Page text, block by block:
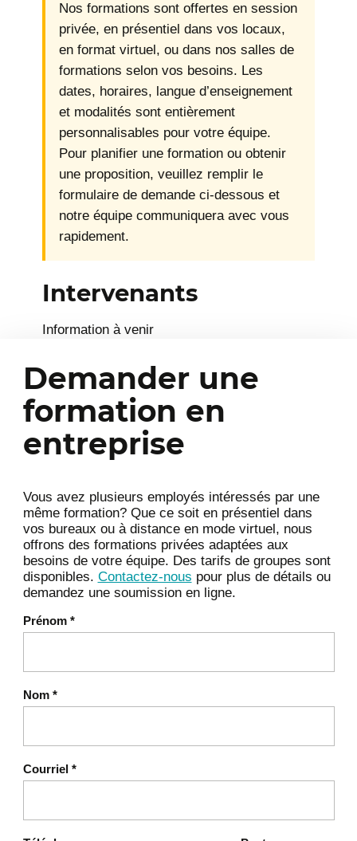
Nos formations sont offertes en session
privée, en présentiel dans vos locaux,
en format virtuel, ou dans nos salles de
formations selon vos besoins. Les
dates, horaires, langue d’enseignement
et modalités sont entièrement
personnalisables pour votre équipe.
Pour planifier une formation ou obtenir
une proposition, veuillez remplir le
formulaire de demande ci-dessous et
notre équipe communiquera avec vous
rapidement.
Intervenants
Information à venir
Demander une
formation en
entreprise
Vous avez plusieurs employés intéressés par une
même formation? Que ce soit en présentiel dans
vos bureaux ou à distance en mode virtuel, nous
offrons des formations privées adaptées aux
besoins de votre équipe. Des tarifs de groupes sont
disponibles. Contactez-nous pour plus de détails ou
demandez une soumission en ligne.
Prénom *
Nom *
Courriel *